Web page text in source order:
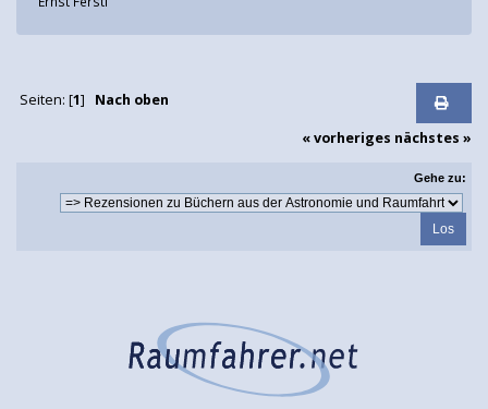
Seiten: [1] Nach oben
« vorheriges nächstes »
Gehe zu: